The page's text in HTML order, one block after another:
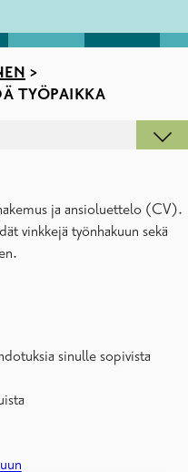
>
TYÖPAIKKA
ja ansioluettelo (CV).
vinkkejä työnhakuun sekä
sinulle sopivista